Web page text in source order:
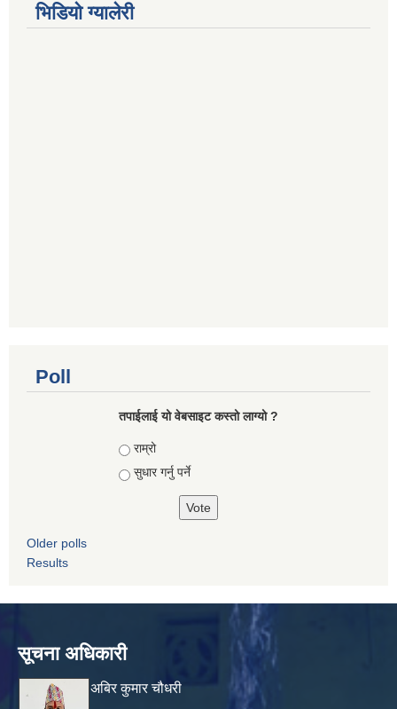
भिडियाे ग्यालेरी
Poll
तपाई‌लाई यो वेबसाइट कस्तो लाग्यो ?
Choices
राम्रो
सुधार गर्नु पर्ने
Older polls
Results
सूचना अधिकारी
अबिर कुमार चौधरी